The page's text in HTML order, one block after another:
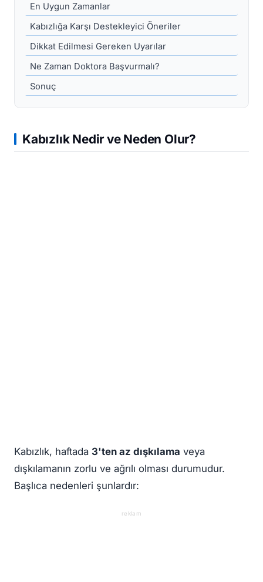
En Uygun Zamanlar
Kabızlığa Karşı Destekleyici Öneriler
Dikkat Edilmesi Gereken Uyarılar
Ne Zaman Doktora Başvurmalı?
Sonuç
Kabızlık Nedir ve Neden Olur?
Kabızlık, haftada 3'ten az dışkılama veya
dışkılamanın zorlu ve ağrılı olması durumudur.
Başlıca nedenleri şunlardır:
reklam